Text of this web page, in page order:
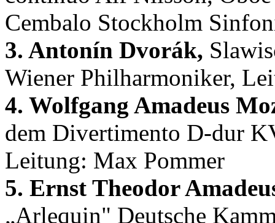
Cembalo Stockholm
3. Antonín Dvorák,
Wiener Philharmoniker,
4. Wolfgang Amadeus
dem Divertimento D-dur
Leitung: Max Pommer
5. Ernst Theodor
„Arlequin" Deutsche